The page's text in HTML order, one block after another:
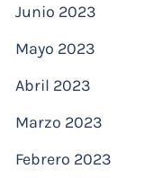
Junio 2023
Mayo 2023
Abril 2023
Marzo 2023
Febrero 2023